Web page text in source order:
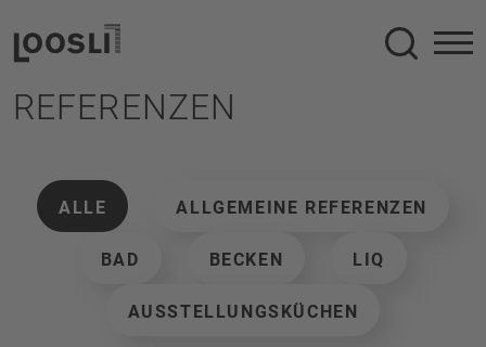
Suche
REFERENZEN
ALLE ALLGEMEINE REFERENZEN
BAD BECKEN LIQ
AUSSTELLUNGSKÜCHEN